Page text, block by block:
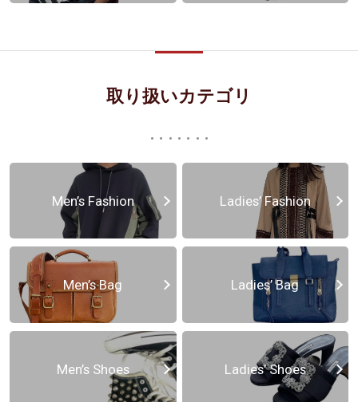
取り扱いカテゴリ
Men’s Fashion Ladies’ Fashion
Men’s Bag Ladies’ Bag
Men’s Shoes Ladies’ Shoes